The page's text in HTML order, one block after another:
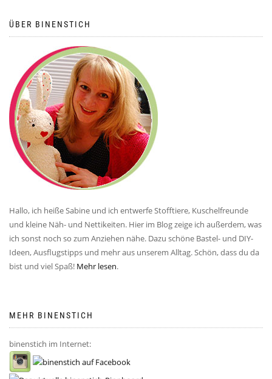
ÜBER BINENSTICH
Hallo, ich heiße Sabine und ich entwerfe Stofftiere, Kuschelfreunde
und kleine Näh- und Nettikeiten. Hier im Blog zeige ich außerdem, was
ich sonst noch so zum Anziehen nähe. Dazu schöne Bastel- und DIY-
Ideen, Ausflugstipps und mehr aus unserem Alltag. Schön, dass du da
bist und viel Spaß! Mehr lesen.
MEHR BINENSTICH
binenstich im Internet: